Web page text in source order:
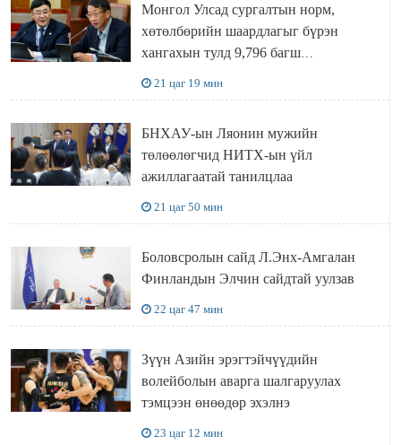
Монгол Улсад сургалтын норм,
хөтөлбөрийн шаардлагыг бүрэн
хангахын тулд 9,796 багш
21 цаг 19 мин
БНХАУ-ын Ляонин мужийн
төлөөлөгчид НИТХ-ын үйл
ажиллагаатай танилцлаа
21 цаг 50 мин
Боловсролын сайд Л.Энх-Амгалан
Финландын Элчин сайдтай уулзав
22 цаг 47 мин
Зүүн Азийн эрэгтэйчүүдийн
волейболын аварга шалгаруулах
тэмцээн өнөөдөр эхэлнэ
23 цаг 12 мин